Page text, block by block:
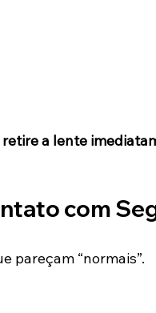
a lente
com
pareçam “normais”.